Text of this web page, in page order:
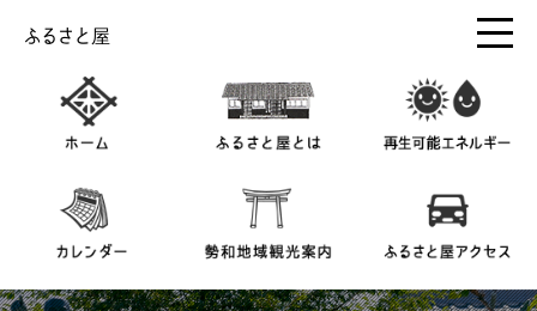
ふるさと屋